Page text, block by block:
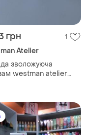
грн 1
Atelier
зволожуюча
westman atelier